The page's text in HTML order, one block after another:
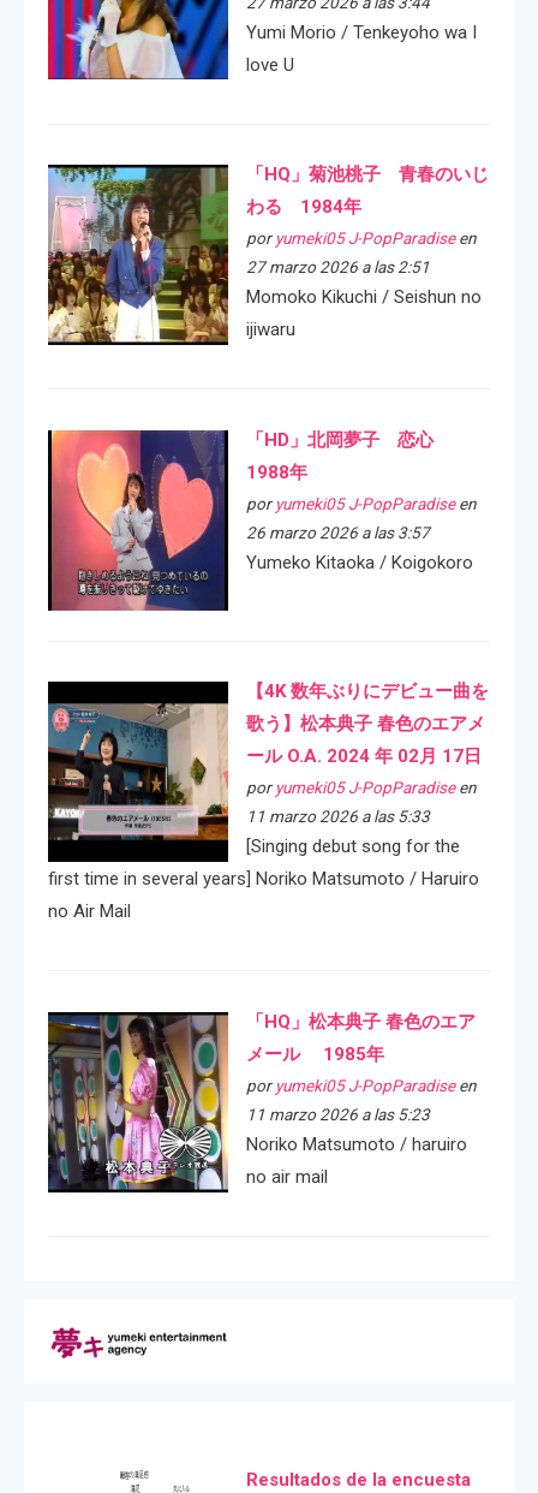
Yumi Morio / Tenkeyoho wa I
love U
「HQ」菊池桃子 青春のいじ
わる 1984年
por yumeki05 J-PopParadiseen
27 marzo 2026 a las 2:51
Momoko Kikuchi / Seishun no
ijiwaru
「HD」北岡夢子 恋心
1988年
por yumeki05 J-PopParadiseen
26 marzo 2026 a las 3:57
Yumeko Kitaoka / Koigokoro
【4K 数年ぶりにデビュー曲を
歌う】松本典子 春色のエアメ
ール O.A. 2024 年 02月 17日
por yumeki05 J-PopParadiseen
11 marzo 2026 a las 5:33
[Singing debut song for the
first time in several years] Noriko Matsumoto / Haruiro
no Air Mail
「HQ」松本典子 春色のエア
メール 1985年
por yumeki05 J-PopParadiseen
11 marzo 2026 a las 5:23
Noriko Matsumoto / haruiro
no air mail
Resultados de la encuesta